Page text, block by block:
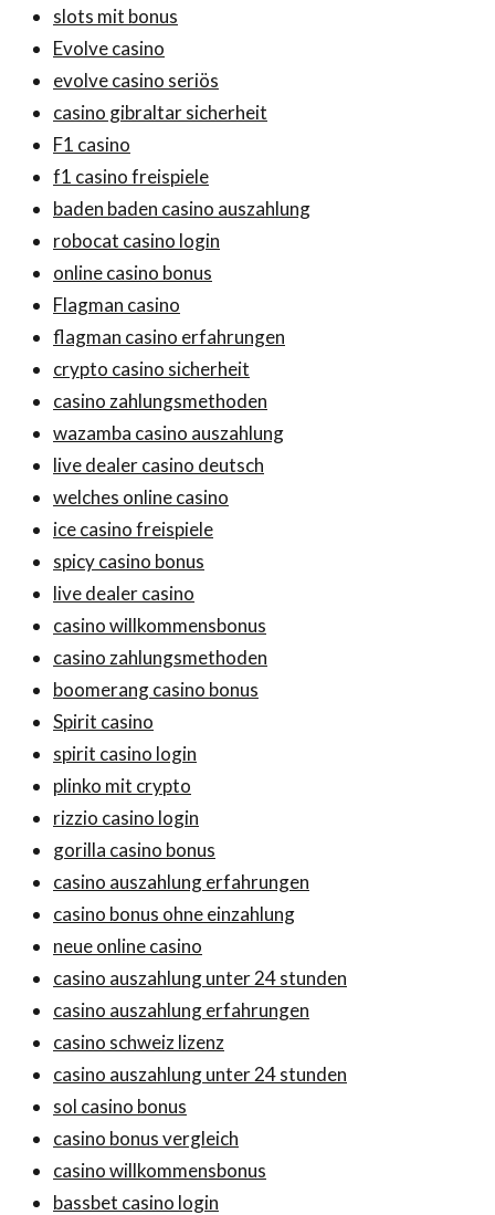
slots mit bonus
Evolve casino
evolve casino seriös
casino gibraltar sicherheit
F1 casino
f1 casino freispiele
baden baden casino auszahlung
robocat casino login
online casino bonus
Flagman casino
flagman casino erfahrungen
crypto casino sicherheit
casino zahlungsmethoden
wazamba casino auszahlung
live dealer casino deutsch
welches online casino
ice casino freispiele
spicy casino bonus
live dealer casino
casino willkommensbonus
casino zahlungsmethoden
boomerang casino bonus
Spirit casino
spirit casino login
plinko mit crypto
rizzio casino login
gorilla casino bonus
casino auszahlung erfahrungen
casino bonus ohne einzahlung
neue online casino
casino auszahlung unter 24 stunden
casino auszahlung erfahrungen
casino schweiz lizenz
casino auszahlung unter 24 stunden
sol casino bonus
casino bonus vergleich
casino willkommensbonus
bassbet casino login